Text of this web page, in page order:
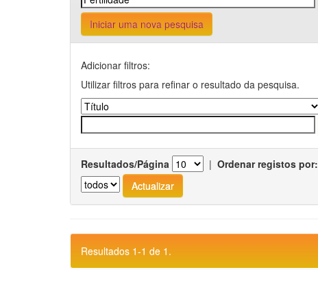
Iniciar uma nova pesquisa
Adicionar filtros:
Utilizar filtros para refinar o resultado da pesquisa.
Resultados/Página | Ordenar registos por:
Resultados 1-1 de 1.